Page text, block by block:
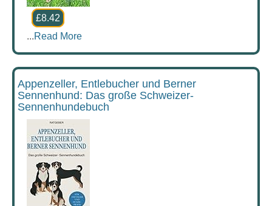
£8.42
...Read More
Appenzeller, Entlebucher und Berner
Sennenhund: Das große Schweizer-
Sennenhundebuch